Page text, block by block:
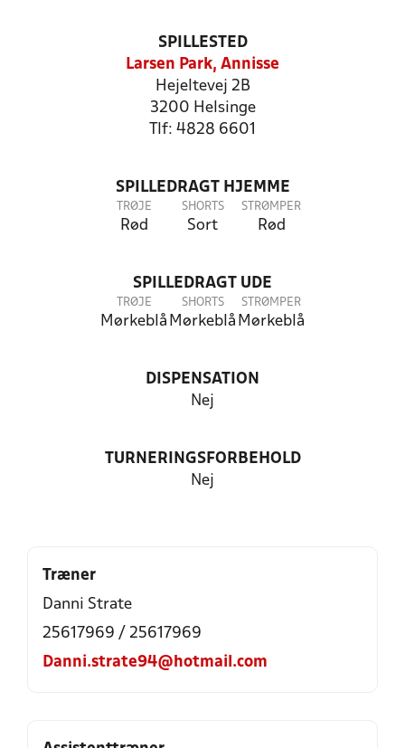
SPILLESTED
Larsen Park, Annisse
Hejeltevej 2B
3200 Helsinge
Tlf: 4828 6601
SPILLEDRAGT HJEMME
TRØJE
Rød
SHORTS
Sort
STRØMPER
Rød
SPILLEDRAGT UDE
TRØJE
Mørkeblå
SHORTS
Mørkeblå
STRØMPER
Mørkeblå
DISPENSATION
Nej
TURNERINGSFORBEHOLD
Nej
Træner
Danni Strate
25617969 / 25617969
Danni.strate94@hotmail.com